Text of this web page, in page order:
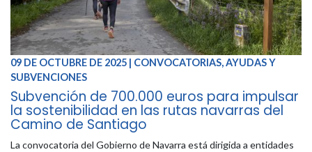
09 DE OCTUBRE DE 2025 | CONVOCATORIAS, AYUDAS Y
SUBVENCIONES
Subvención de 700.000 euros para impulsar
la sostenibilidad en las rutas navarras del
Camino de Santiago
La convocatoria del Gobierno de Navarra está dirigida a entidades